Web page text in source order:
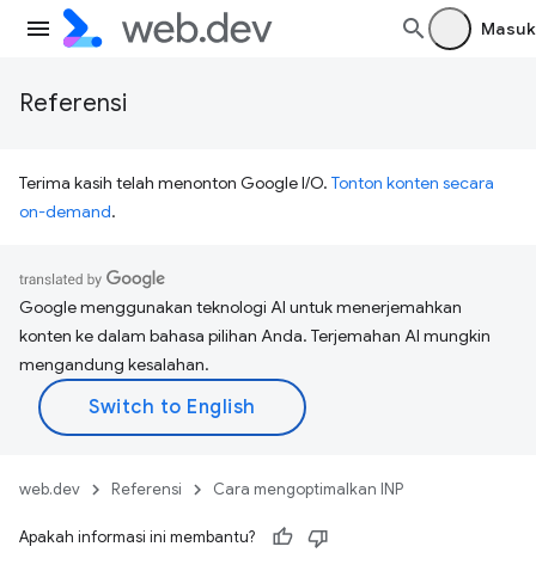
Masuk
Referensi
Terima kasih telah menonton Google I/O. Tonton konten secara
on-demand.
Google menggunakan teknologi AI untuk menerjemahkan
konten ke dalam bahasa pilihan Anda. Terjemahan AI mungkin
mengandung kesalahan.
web.dev Referensi Cara mengoptimalkan INP
Apakah informasi ini membantu?